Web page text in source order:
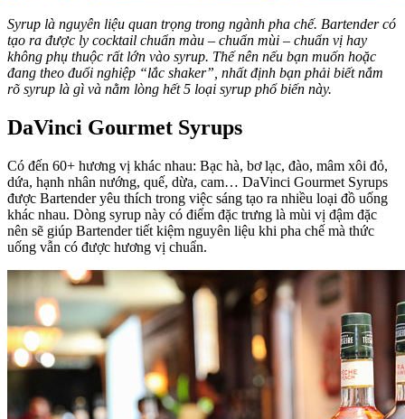
Syrup là nguyên liệu quan trọng trong ngành pha chế. Bartender có
tạo ra được ly cocktail chuẩn màu – chuẩn mùi – chuẩn vị hay
không phụ thuộc rất lớn vào syrup. Thế nên nếu bạn muốn hoặc
đang theo đuổi nghiệp “lắc shaker”, nhất định bạn phải biết nắm
rõ syrup là gì và nằm lòng hết 5 loại syrup phổ biến này.
DaVinci Gourmet Syrups
Có đến 60+ hương vị khác nhau: Bạc hà, bơ lạc, đào, mâm xôi đỏ,
dứa, hạnh nhân nướng, quế, dừa, cam… DaVinci Gourmet Syrups
được Bartender yêu thích trong việc sáng tạo ra nhiều loại đồ uống
khác nhau. Dòng syrup này có điểm đặc trưng là mùi vị đậm đặc
nên sẽ giúp Bartender tiết kiệm nguyên liệu khi pha chế mà thức
uống vẫn có được hương vị chuẩn.